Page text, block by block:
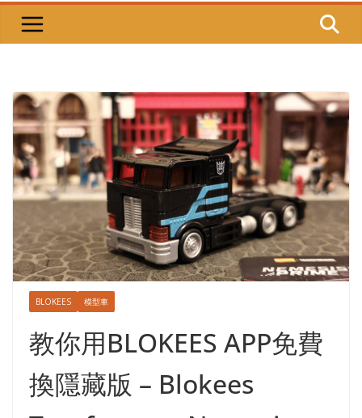
BLOKEES 模型車
教你用BLOKEES APP免費
換隱藏版 – Blokees